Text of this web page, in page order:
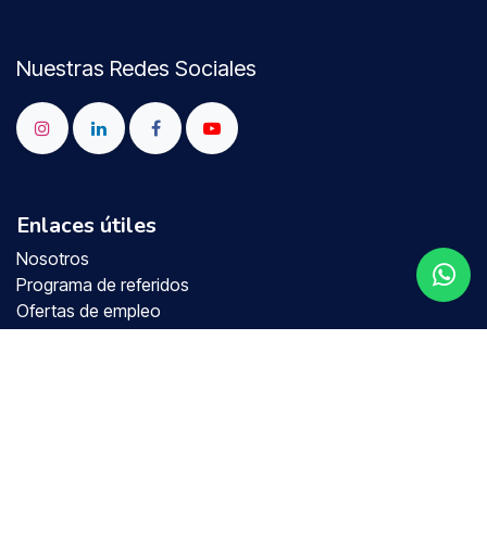
Nuestras Redes Sociales
Enlaces útiles
Nosotros